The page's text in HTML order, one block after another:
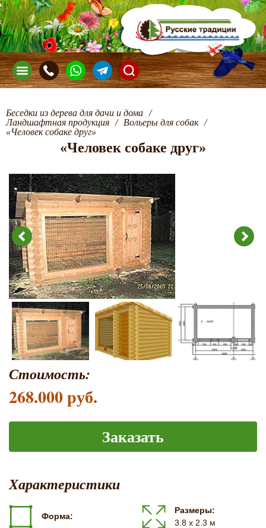
Беседки из дерева для дачи и дома /
Ландшафтная продукция / Вольеры для собак /
«Человек собаке друг»
«Человек собаке друг»
Стоимость:
268.000 руб.
Заказать
Характеристики
Форма:
Размеры:
3.8 х 2.3 м